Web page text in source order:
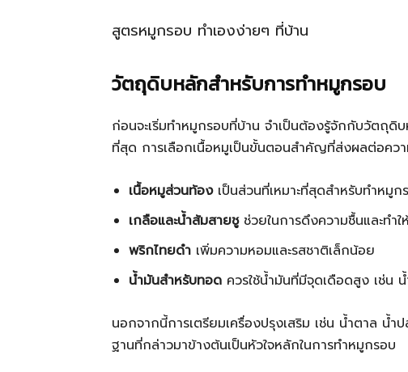
สูตรหมูกรอบ ทำเองง่ายๆ ที่บ้าน
วัตถุดิบหลักสำหรับการทำหมูกรอบ
ก่อนจะเริ่มทำหมูกรอบที่บ้าน จำเป็นต้องรู้จักกับวัตถุดิ
ที่สุด การเลือกเนื้อหมูเป็นขั้นตอนสำคัญที่ส่งผลต่อควา
เนื้อหมูส่วนท้องเป็นส่วนที่เหมาะที่สุดสำหรับทำหมูก
เกลือและน้ำส้มสายชูช่วยในการดึงความชื้นและทำ
พริกไทยดำ เพิ่มความหอมและรสชาติเล็กน้อย
น้ำมันสำหรับทอด ควรใช้น้ำมันที่มีจุดเดือดสูง เช่น
นอกจากนี้การเตรียมเครื่องปรุงเสริม เช่น น้ำตาล น้
ฐานที่กล่าวมาข้างต้นเป็นหัวใจหลักในการทำหมูกรอบ